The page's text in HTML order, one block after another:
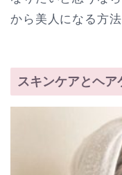
から美人になる方
スキンケアとヘ